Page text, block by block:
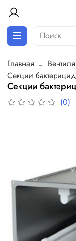
Главная
Секции
Секции
(0)